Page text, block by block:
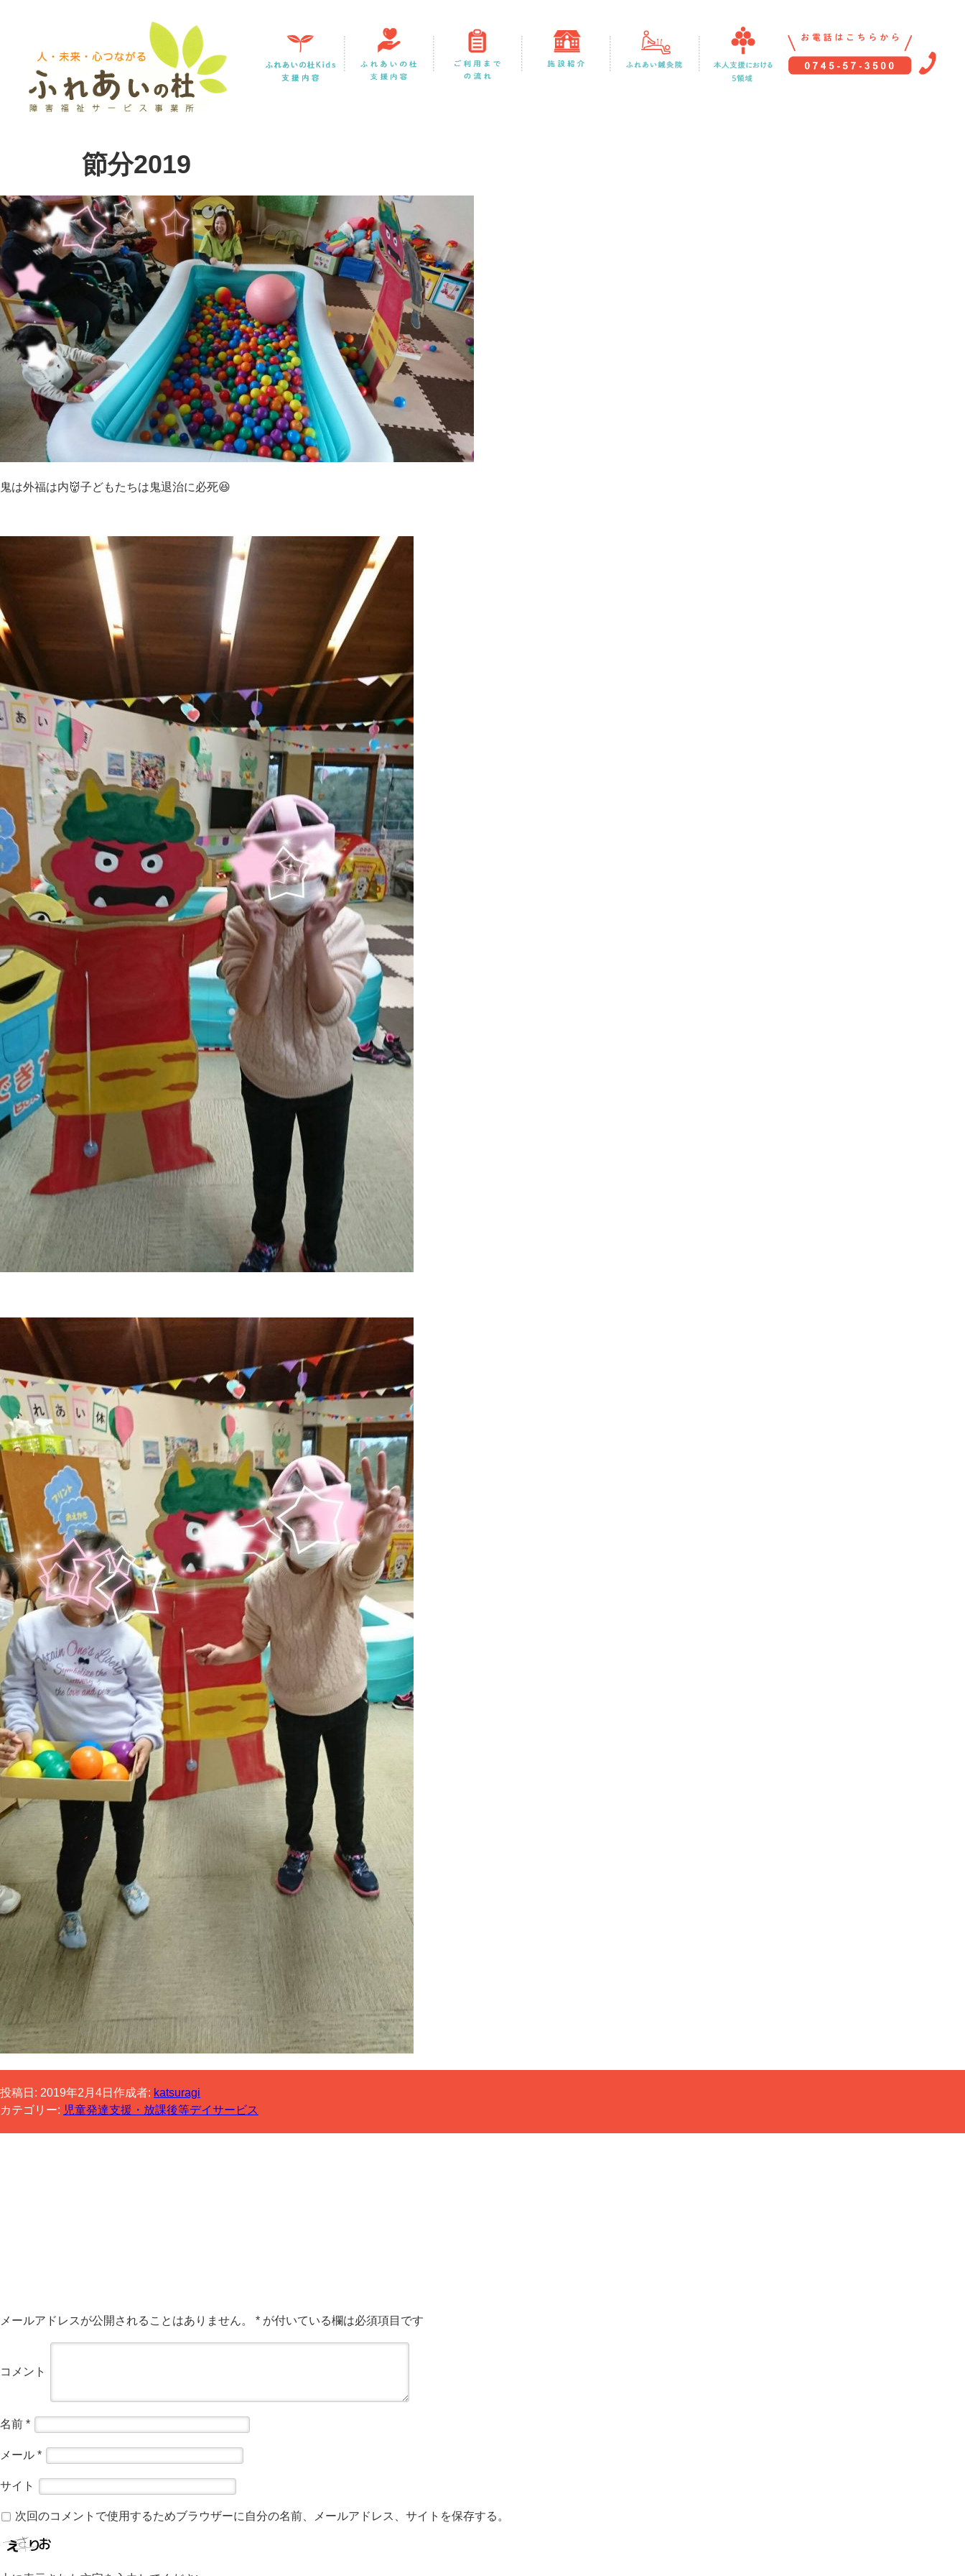
節分2019
鬼は外福は内👹子どもたちは鬼退治に必死😆
投稿日: 2019年2月4日 作成者: katsuragi
カテゴリー: 児童発達支援・放課後等デイサービス
メールアドレスが公開されることはありません。 * が付いている欄は必須項目です
コメント
名前 *
メール *
サイト
次回のコメントで使用するためブラウザーに自分の名前、メールアドレス、サイトを保存する。